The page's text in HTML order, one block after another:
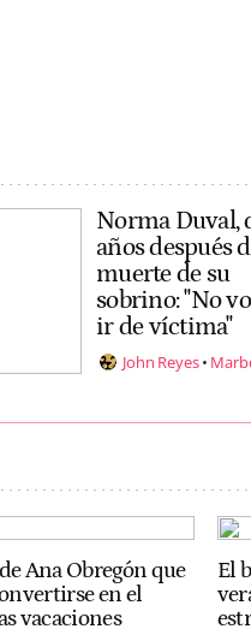
Norma Duval,
años después
muerte de su
sobrino: "No
ir de víctima"
John Reyes
Ana Obregón que
en el
vacaciones
El